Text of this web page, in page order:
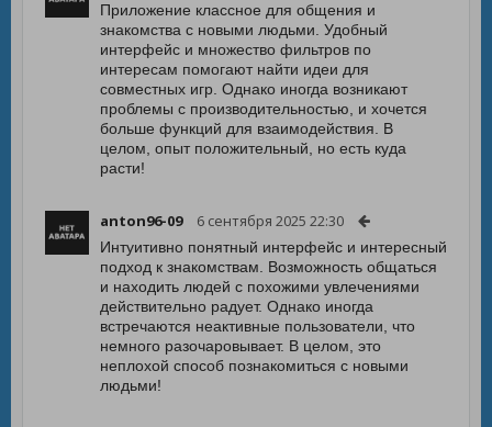
Приложение классное для общения и
знакомства с новыми людьми. Удобный
интерфейс и множество фильтров по
интересам помогают найти идеи для
совместных игр. Однако иногда возникают
проблемы с производительностью, и хочется
больше функций для взаимодействия. В
целом, опыт положительный, но есть куда
расти!
anton96-09 6 сентября 2025 22:30
Интуитивно понятный интерфейс и интересный
подход к знакомствам. Возможность общаться
и находить людей с похожими увлечениями
действительно радует. Однако иногда
встречаются неактивные пользователи, что
немного разочаровывает. В целом, это
неплохой способ познакомиться с новыми
людьми!